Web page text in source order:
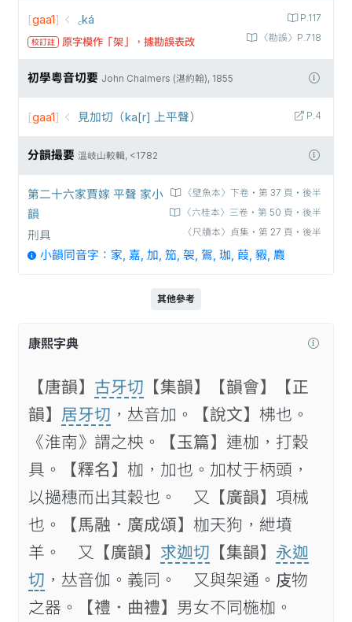
P.117
〈勘誤〉P.718
[gaa1] ꜀ká
校訂註 原字模作「架」，據勘誤表改
初學粵音切要 John Chalmers (湛約翰), 1855
P.4
[gaa1] 見加切（ka[r] 上平聲）
分韻撮要 溫岐山較輯, <1782
〈壁魚本〉下卷‧第 37 頁‧後半
〈六桂本〉三卷‧第 50 頁‧後半
〈尺牘本〉貞集‧第 27 頁‧後半
第二十六家賈嫁 平聲 家小
韻
刑具
小韻同音字：家, 嘉, 加, 笳, 袈, 鴐, 珈, 葭, 豭, 麚
其他參考
康熙字典
【唐韻】 古牙切 【集韻】 【韻會】
【正
韻】 居牙切 ，𠀤音加。 【說文】 柫也。
《淮南》謂之柍。
【玉篇】 連枷，打穀
具。
【釋名】 枷，加也。加杖于柄頭，
以撾穗而出其穀也。 又
【廣韻】 項械
也。
【馬融．廣成頌】 枷天狗，紲墳
羊。 又
【廣韻】 求迦切 【集韻】 永迦
切 ，𠀤音伽。義同。 又與架通。𢇮物
之器。
【禮．曲禮】 男女不同椸枷。